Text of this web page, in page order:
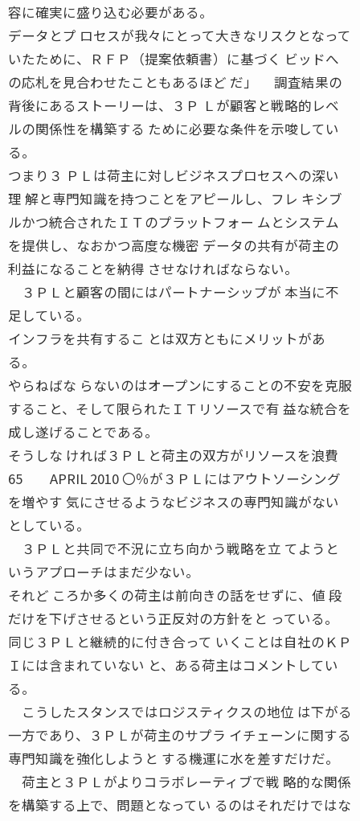
容に確実に盛り込む必要がある。
データとプ ロセスが我々にとって大きなリスクとなって
いたために、ＲＦＰ（提案依頼書）に基づく ビッドへ
の応札を見合わせたこともあるほど だ」 調査結果の
背後にあるストーリーは、３Ｐ Ｌが顧客と戦略的レベ
ルの関係性を構築する ために必要な条件を示唆してい
る。
つまり３ ＰＬは荷主に対しビジネスプロセスへの深い
理 解と専門知識を持つことをアピールし、フレ キシブ
ルかつ統合されたＩＴのプラットフォー ムとシステム
を提供し、なおかつ高度な機密 データの共有が荷主の
利益になることを納得 させなければならない。
３ＰＬと顧客の間にはパートナーシップが 本当に不
足している。
インフラを共有するこ とは双方ともにメリットがあ
る。
やらねばな らないのはオープンにすることの不安を克服
すること、そして限られたＩＴリソースで有 益な統合を
成し遂げることである。
そうしな ければ３ＰＬと荷主の双方がリソースを浪費
65 APRIL 2010 〇％が３ＰＬにはアウトソーシング
を増やす 気にさせるようなビジネスの専門知識がない
としている。
３ＰＬと共同で不況に立ち向かう戦略を立 てようと
いうアプローチはまだ少ない。
それど ころか多くの荷主は前向きの話をせずに、値 段
だけを下げさせるという正反対の方針をと っている。
同じ３ＰＬと継続的に付き合って いくことは自社のＫＰ
Ｉには含まれていない と、ある荷主はコメントしてい
る。
こうしたスタンスではロジスティクスの地位 は下がる
一方であり、３ＰＬが荷主のサプラ イチェーンに関する
専門知識を強化しようと する機運に水を差すだけだ。
荷主と３ＰＬがよりコラボレーティブで戦 略的な関係
を構築する上で、問題となってい るのはそれだけではな